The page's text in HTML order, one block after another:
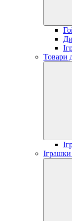
Товари
Іграшки